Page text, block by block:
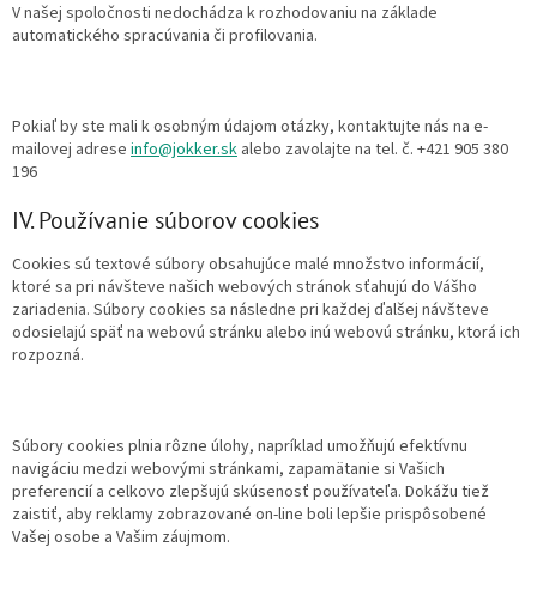
V našej spoločnosti nedochádza k rozhodovaniu na základe
automatického spracúvania či profilovania.
Pokiaľ by ste mali k osobným údajom otázky, kontaktujte nás na e-
mailovej adrese info@jokker.sk alebo zavolajte na tel. č. +421 905 380
196
IV. Používanie súborov cookies
Cookies sú textové súbory obsahujúce malé množstvo informácií,
ktoré sa pri návšteve našich webových stránok sťahujú do Vášho
zariadenia. Súbory cookies sa následne pri každej ďalšej návšteve
odosielajú späť na webovú stránku alebo inú webovú stránku, ktorá ich
rozpozná.
Súbory cookies plnia rôzne úlohy, napríklad umožňujú efektívnu
navigáciu medzi webovými stránkami, zapamätanie si Vašich
preferencií a celkovo zlepšujú skúsenosť používateľa. Dokážu tiež
zaistiť, aby reklamy zobrazované on-line boli lepšie prispôsobené
Vašej osobe a Vašim záujmom.